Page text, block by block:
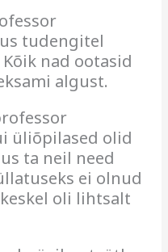
tudengitel
nad ootasid
algust.
üliõpilased olid
ta neil need
ei olnud
oli lihtsalt